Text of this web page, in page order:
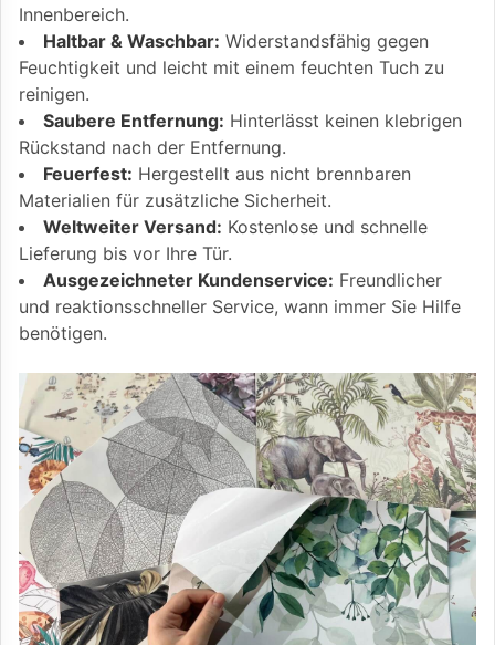
Innenbereich.
Haltbar & Waschbar: Widerstandsfähig gegen
Feuchtigkeit und leicht mit einem feuchten Tuch zu
reinigen.
Saubere Entfernung: Hinterlässt keinen klebrigen
Rückstand nach der Entfernung.
Feuerfest: Hergestellt aus nicht brennbaren
Materialien für zusätzliche Sicherheit.
Weltweiter Versand: Kostenlose und schnelle
Lieferung bis vor Ihre Tür.
Ausgezeichneter Kundenservice: Freundlicher
und reaktionsschneller Service, wann immer Sie Hilfe
benötigen.